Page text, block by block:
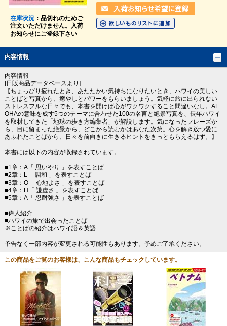
在庫状況：品切れのためご
注文いただけません。入荷
お知らせにご登録下さい
内容情報
内容情報
[日販商品データベースより]
【ちょっぴり疲れたとき、あたたかい気持ちになりたいとき、ハワイの美しい
ことばと写真から、癒やしとパワーをもらいましょう。気軽に旅に出られない
ストレスフルな日々でも、本書を開けば心がワクワクすること間違いなし。AL
OHAの意味を成す5つのテーマに合わせた100の名言と絶景写真を、長年ハワイ
を取材してきた「地球の歩き方編集者」が解説します。気になったフレーズか
ら、目に留まった絶景から、どこから読むかはあなた次第。心を解き放つ愛に
あふれたことばから、日々を前向きに生きるヒントをきっともらえるはず。】
本書には以下の内容が収録されています。
■1章：A「 思いやり 」を表すことば
■2章：L「 調和 」を表すことば
■3章：O「 心地よさ 」を表すことば
■4章：H「 謙虚さ 」を表すことば
■5章：A「 忍耐強さ 」を表すことば
■偉人紹介
■ハワイの旅で出会ったことば
※ことばの紹介はハワイ語＆英語
予告なく一部内容が変更される可能性もあります。予めご了承ください。
この商品をご覧のお客様は、こんな商品もチェックしています。